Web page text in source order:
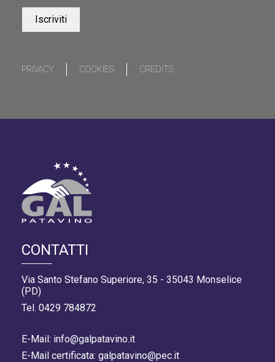
CONTATTI
Via Santo Stefano Superiore, 35 - 35043 Monselice
(PD)
Tel. 0429 784872
E-Mail: info@galpatavino.it
E-Mail certificata: galpatavino@pec.it
PRIVACY COOKIES CREDITS